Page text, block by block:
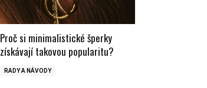
Proč si minimalistické šperky
získávají takovou popularitu?
RADY A NÁVODY